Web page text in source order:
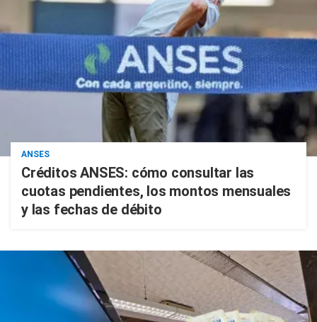
ANSES
Créditos ANSES: cómo consultar las
cuotas pendientes, los montos mensuales
y las fechas de débito